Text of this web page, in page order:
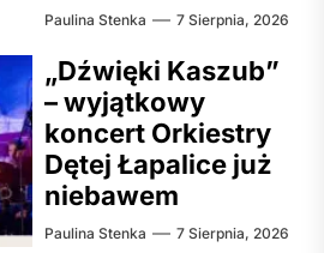
Paulina Stenka 7 Sierpnia, 2026
„Dźwięki Kaszub”
– wyjątkowy
koncert Orkiestry
Dętej Łapalice już
niebawem
Paulina Stenka 7 Sierpnia, 2026